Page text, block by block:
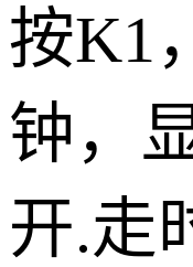
按K1，
钟，
开.走